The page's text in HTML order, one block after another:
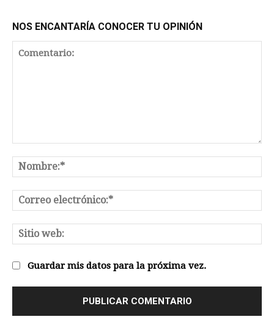
NOS ENCANTARÍA CONOCER TU OPINIÓN
Guardar mis datos para la próxima vez.